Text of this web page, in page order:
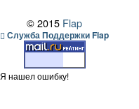
© 2015 Flap
Служба Поддержки Flap
Я нашел ошибку!